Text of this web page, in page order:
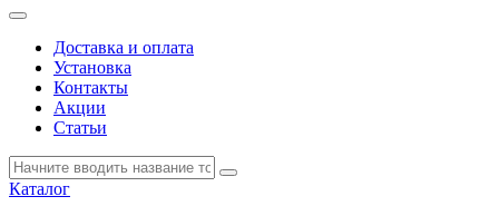
Доставка и оплата
Установка
Контакты
Акции
Статьи
Каталог